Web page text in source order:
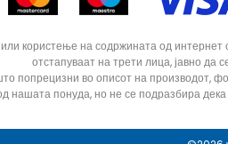
користење на содржината од интернет
отстапуваат на трети лица, јавно да
попрецизни во описот на производот,
нашата понуда, но не се подразбира